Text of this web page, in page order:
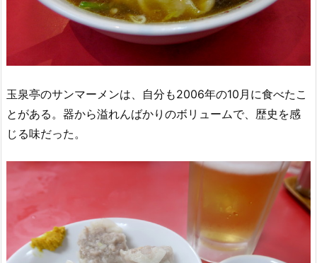
玉泉亭のサンマーメンは、自分も2006年の10月に食べたこ
とがある。器から溢れんばかりのボリュームで、歴史を感
じる味だった。